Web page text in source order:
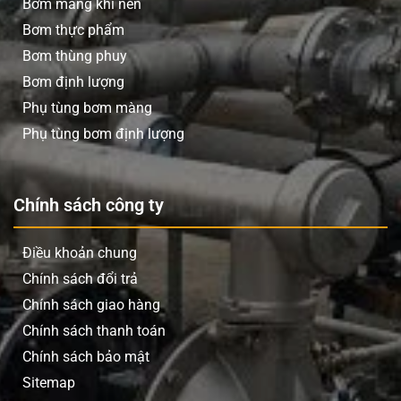
Cấu tạo máy bơm màng khí nén
Thân bơm:Là bộ khung chính bảo vệ các bộ phận
bên trong, thường chế tạo từ nhôm, inox, nhựa kỹ
thuật để chống ăn mòn và chịu áp lực cao
Màng bơm:
Gồm hai màng đàn hồi đặt đối xứng, làm
từ PTFE, EPDM, NBR có nhiệm vụ tạo áp lực hút đẩy
chất lỏng khi khí nén tác động
Cụm van khí:Hệ thống phân phối khí nén luân phiên
Bơm màng khí nén
Bơm thực phẩm
Bơm thùng phuy
Bơm định lượng
Phụ tùng bơm màng
Phụ tùng bơm định lượng
Chính sách công ty
Điều khoản chung
Chính sách đổi trả
Chính sách giao hàng
Chính sách thanh toán
Chính sách bảo mật
Sitemap